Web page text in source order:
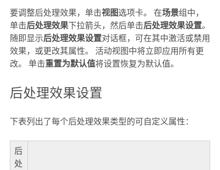
要调整后处理效果，单击视图选项卡。 在场景组中，
单击后处理效果下拉箭头，然后单击后处理效果设置。
随即显示后处理效果设置对话框，可在其中激活或禁用
效果，或更改其属性。 活动视图中将立即应用所有更
改。 单击重置为默认值将设置恢复为默认值。
后处理效果设置
下表列出了每个后处理效果类型的可自定义属性：
后
处